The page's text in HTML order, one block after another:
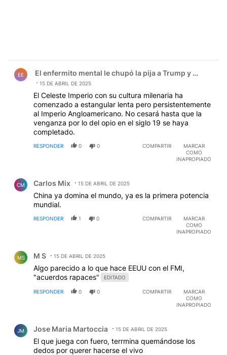
EE El enfermito mental le chupó la pija a Trump y el
15 DE ABRIL DE 2025
El Celeste Imperio con su cultura milenaria ha
comenzado a estangular lenta pero persistentemente
al Imperio Angloamericano. No cesará hasta que la
venganza por lo del opio en el siglo 19 se haya
completado.
RESPONDER 0 0 COMPARTIR
MARCAR
COMO
INAPROPIADO
CM Carlos Mix 15 DE ABRIL DE 2025
China ya domina el mundo, ya es la primera potencia
mundial.
RESPONDER 1 0 COMPARTIR
MARCAR
COMO
INAPROPIADO
MS M S 15 DE ABRIL DE 2025
Algo parecido a lo que hace EEUU con el FMI,
"acuerdos rapaces"
EDITADO
RESPONDER 0 0 COMPARTIR
MARCAR
COMO
INAPROPIADO
JM Jose Maria Martoccia 15 DE ABRIL DE 2025
El que juega con fuero, terrmina quemándose los
dedos por querer hacerse el vivo